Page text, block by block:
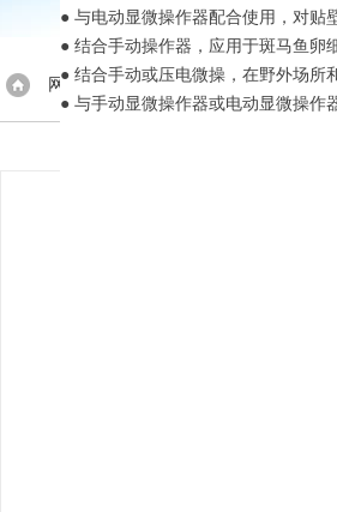
网站首页◇产品展示◇WPI◇
● 与电动显微操作器配合使用，对贴
● 结合手动操作器，应用于斑马鱼卵
● 结合手动或压电微操，在野外场所
● 与手动显微操作器或电动显微操作